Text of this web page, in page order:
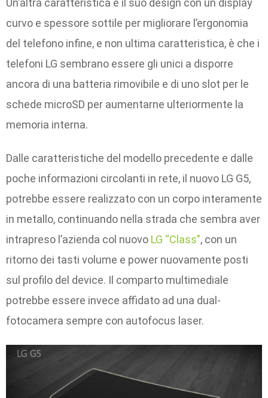
Un’altra caratteristica è il suo design con un display
curvo e spessore sottile per migliorare l’ergonomia
del telefono infine, e non ultima caratteristica, è che i
telefoni LG sembrano essere gli unici a disporre
ancora di una batteria rimovibile e di uno slot per le
schede microSD per aumentarne ulteriormente la
memoria interna.
Dalle caratteristiche del modello precedente e dalle
poche informazioni circolanti in rete, il nuovo LG G5,
potrebbe essere realizzato con un corpo interamente
in metallo, continuando nella strada che sembra aver
intrapreso l’azienda col nuovo LG “Class”, con un
ritorno dei tasti volume e power nuovamente posti
sul profilo del device. Il comparto multimediale
potrebbe essere invece affidato ad una dual-
fotocamera sempre con autofocus laser.